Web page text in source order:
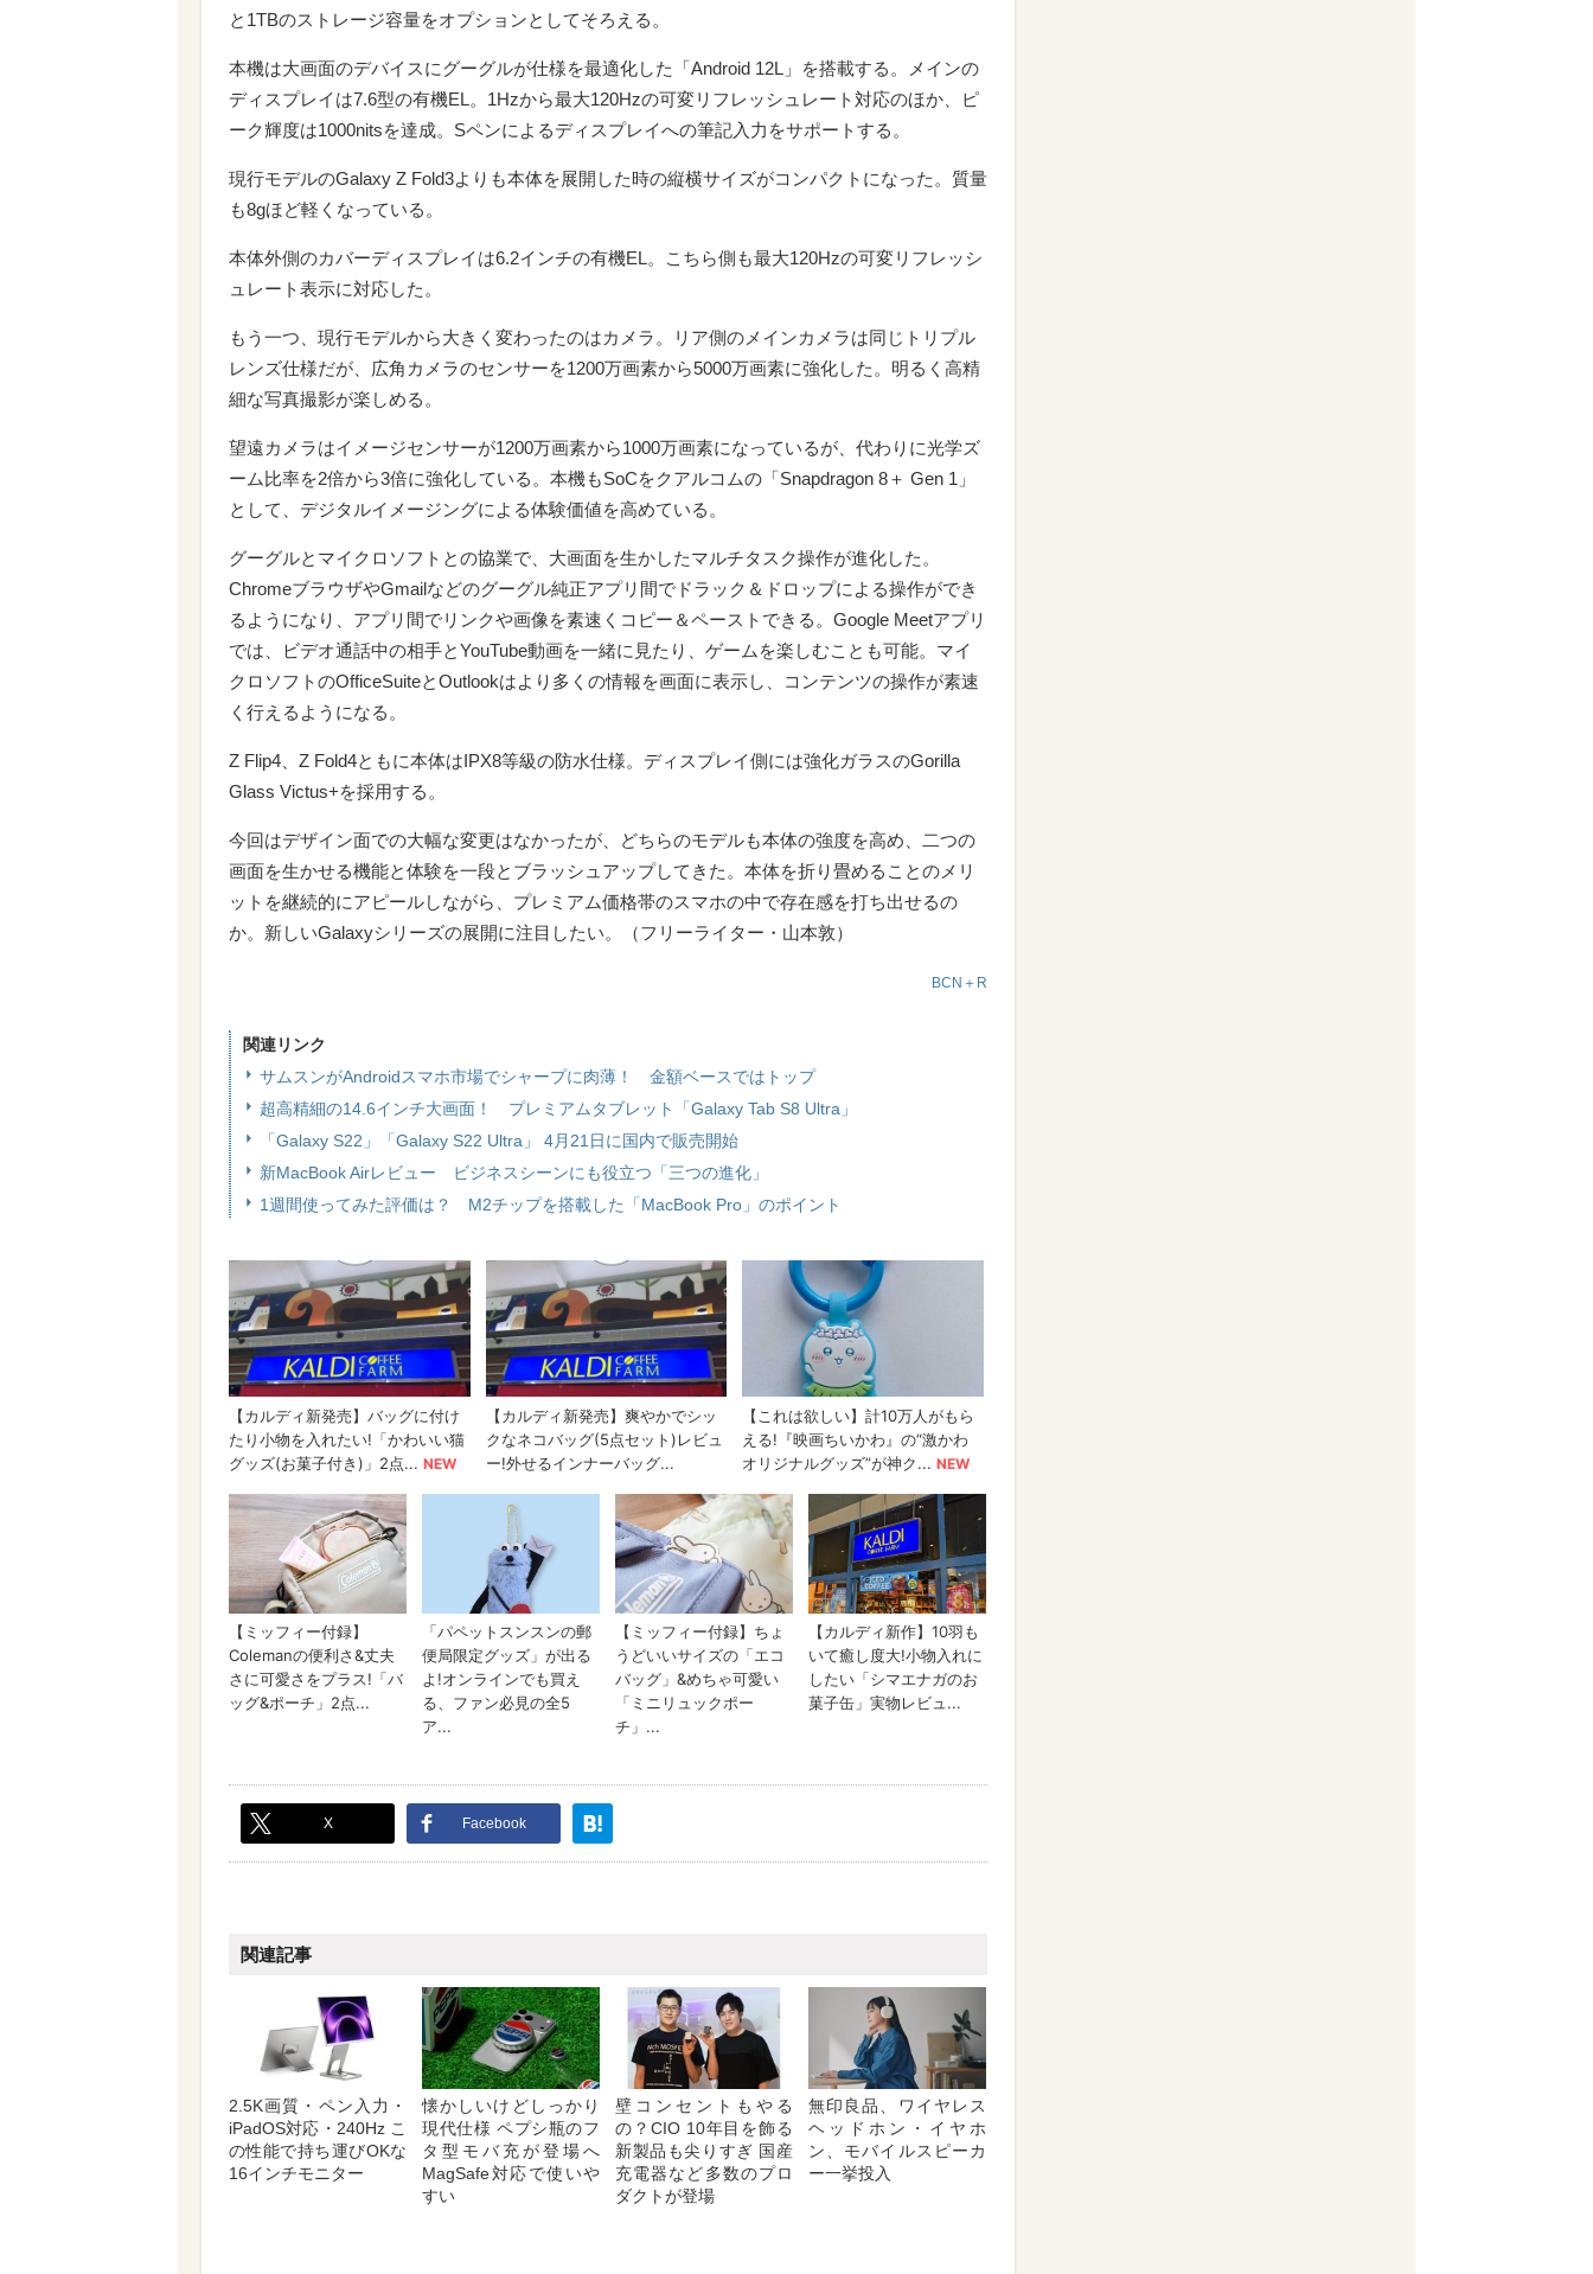
と1TBのストレージ容量をオプションとしてそろえる。
本機は大画面のデバイスにグーグルが仕様を最適化した「Android 12L」を搭載する。メインの
ディスプレイは7.6型の有機EL。1Hzから最大120Hzの可変リフレッシュレート対応のほか、ピ
ーク輝度は1000nitsを達成。Sペンによるディスプレイへの筆記入力をサポートする。
現行モデルのGalaxy Z Fold3よりも本体を展開した時の縦横サイズがコンパクトになった。質量
も8gほど軽くなっている。
本体外側のカバーディスプレイは6.2インチの有機EL。こちら側も最大120Hzの可変リフレッシ
ュレート表示に対応した。
もう一つ、現行モデルから大きく変わったのはカメラ。リア側のメインカメラは同じトリプル
レンズ仕様だが、広角カメラのセンサーを1200万画素から5000万画素に強化した。明るく高精
細な写真撮影が楽しめる。
望遠カメラはイメージセンサーが1200万画素から1000万画素になっているが、代わりに光学ズ
ーム比率を2倍から3倍に強化している。本機もSoCをクアルコムの「Snapdragon 8＋ Gen 1」
として、デジタルイメージングによる体験価値を高めている。
グーグルとマイクロソフトとの協業で、大画面を生かしたマルチタスク操作が進化した。
ChromeブラウザやGmailなどのグーグル純正アプリ間でドラック＆ドロップによる操作ができ
るようになり、アプリ間でリンクや画像を素速くコピー＆ペーストできる。Google Meetアプリ
では、ビデオ通話中の相手とYouTube動画を一緒に見たり、ゲームを楽しむことも可能。マイ
クロソフトのOfficeSuiteとOutlookはより多くの情報を画面に表示し、コンテンツの操作が素速
く行えるようになる。
Z Flip4、Z Fold4ともに本体はIPX8等級の防水仕様。ディスプレイ側には強化ガラスのGorilla
Glass Victus+を採用する。
今回はデザイン面での大幅な変更はなかったが、どちらのモデルも本体の強度を高め、二つの
画面を生かせる機能と体験を一段とブラッシュアップしてきた。本体を折り畳めることのメリ
ットを継続的にアピールしながら、プレミアム価格帯のスマホの中で存在感を打ち出せるの
か。新しいGalaxyシリーズの展開に注目したい。（フリーライター・山本敦）
BCN＋R
関連リンク
サムスンがAndroidスマホ市場でシャープに肉薄！ 金額ベースではトップ
超高精細の14.6インチ大画面！ プレミアムタブレット「Galaxy Tab S8 Ultra」
「Galaxy S22」「Galaxy S22 Ultra」 4月21日に国内で販売開始
新MacBook Airレビュー ビジネスシーンにも役立つ「三つの進化」
1週間使ってみた評価は？ M2チップを搭載した「MacBook Pro」のポイント
X Facebook
関連記事
2.5K画質・ペン入力・
iPadOS対応・240Hz こ
の性能で持ち運びOKな
16インチモニター
懐かしいけどしっかり
現代仕様 ペプシ瓶のフ
タ型モバ充が登場へ
MagSafe対応で使いや
すい
壁コンセントもやる
の？CIO 10年目を飾る
新製品も尖りすぎ 国産
充電器など多数のプロ
ダクトが登場
無印良品、ワイヤレス
ヘッドホン・イヤホ
ン、モバイルスピーカ
ー一挙投入